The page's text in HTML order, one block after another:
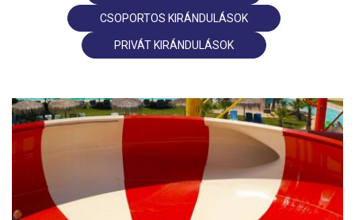
CSOPORTOS KIRÁNDULÁSOK
PRIVÁT KIRÁNDULÁSOK